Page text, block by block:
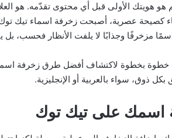
هويتك الأولى قبل أي محتوى تقدّمه. هو
كصيحة عصرية، أصبحت زخرفة اسماء تيك توك
مزخرفًا وجذابًا لا يلفت الأنظار فحسب، بل
خطوة بخطوة لاكتشاف أفضل طرق زخرفة
ذوق، سواء بالعربية أو الإنجليزية.
اسمك على تيك توك